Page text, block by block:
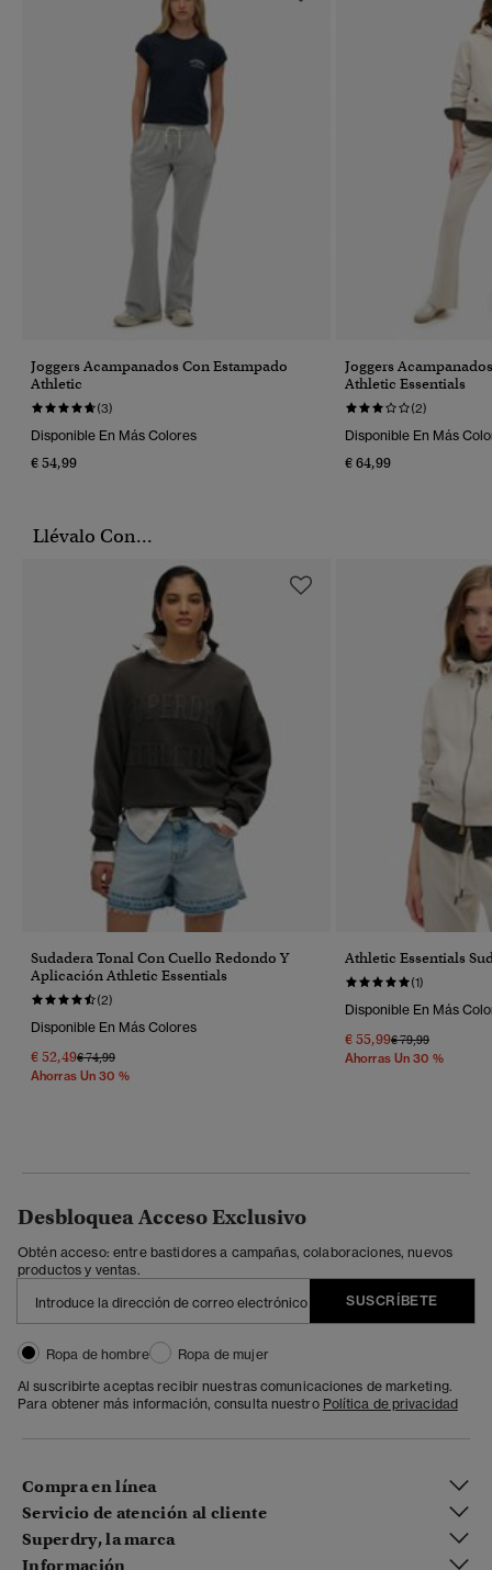
Joggers Acampanados Con Estampado
Athletic
(3)
Disponible En Más Colores
€ 54,99
Joggers
Athletic Essentials
(2)
Disponible En Más
€ 64,99
Llévalo Con...
Sudadera Tonal Con Cuello Redondo Y
Aplicación Athletic Essentials
(2)
Disponible En Más Colores
€ 52,49Precio Rebajado De
€ 74,99A
Ahorras Un 30 %
Athletic Essentials
(1)
Disponible En Más
€ 55,99Precio Rebajado
€ 79,99A
Ahorras Un 30 %
Desbloquea Acceso Exclusivo
Obtén acceso: entre bastidores a campañas, colaboraciones, nuevos
productos y ventas.
SUSCRÍBETE
Ropa de hombre
Ropa de mujer
Al suscribirte aceptas recibir nuestras comunicaciones de marketing.
Para obtener más información, consulta nuestro Política de privacidad
Compra en línea
Servicio de atención al cliente
Superdry, la marca
Información